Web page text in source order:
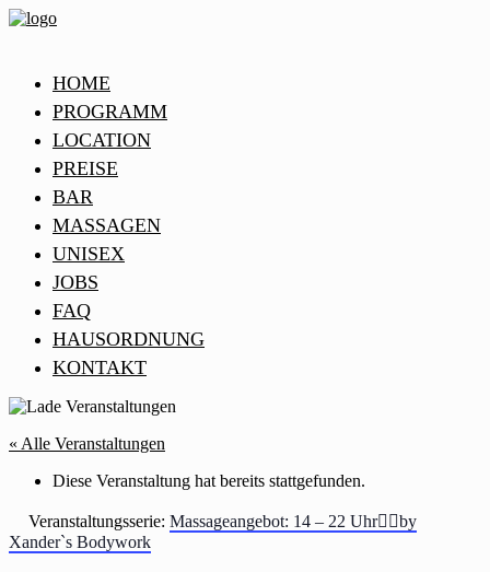
HOME
PROGRAMM
LOCATION
PREISE
BAR
MASSAGEN
UNISEX
JOBS
FAQ
HAUSORDNUNG
KONTAKT
« Alle Veranstaltungen
Diese Veranstaltung hat bereits stattgefunden.
Veranstaltungsserie: Massageangebot: 14 – 22 Uhr💆‍♂️by
Xander`s Bodywork